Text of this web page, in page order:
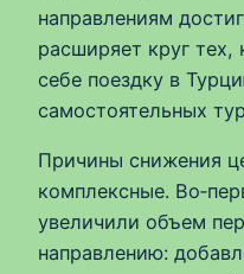
направлениям
расширяет круг
себе поездку в
самостоятельных
Причины снижения
комплексные.
увеличили объем
направлению: